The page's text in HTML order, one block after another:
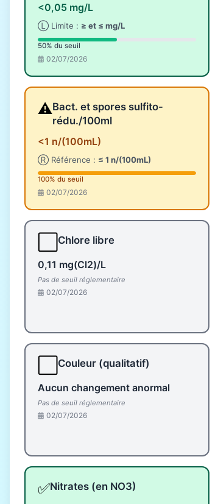
<0,05 mg/L
Ⓛ Limite : ≥ et ≤ mg/L
50% du seuil
02/07/2026
⚠️Bact. et spores sulfito-
rédu./100ml
<1 n/(100mL)
Ⓡ Référence : ≤ 1 n/(100mL)
100% du seuil
02/07/2026
Chlore libre
0,11 mg(Cl2)/L
Pas de seuil réglementaire
02/07/2026
Couleur (qualitatif)
Aucun changement anormal
Pas de seuil réglementaire
02/07/2026
✅Nitrates (en NO3)